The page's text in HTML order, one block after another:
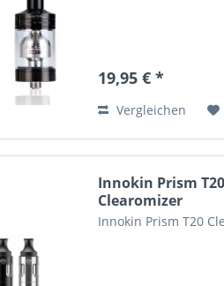
19,95 € *
Vergleichen
Innokin Prism T20
Clearomizer
Innokin Prism T20